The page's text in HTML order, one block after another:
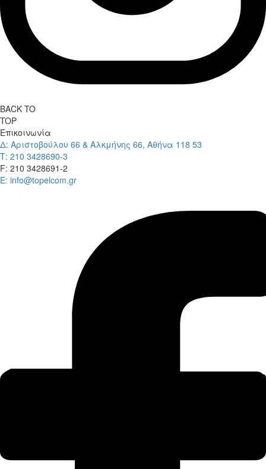
BACK TO
TOP
Επικοινωνία
Δ: Αριστοβούλου 66 & Αλκμήνης 66, Αθήνα 118 53
Τ: 210 3428690-3
F: 210 3428691-2
E: info@topelcom.gr